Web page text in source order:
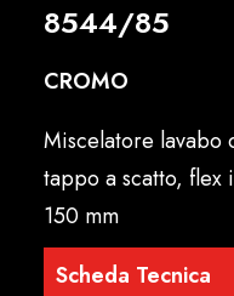
8544/85
CROMO
Miscelatore
tappo a scatto, flex
150 mm
Scheda Tecnica